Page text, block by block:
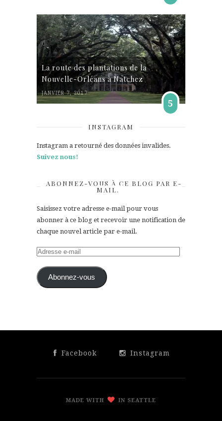
La route des plantations de la
Nouvelle-Orléans à Natchez
JANVIER 7, 2017
5
INSTAGRAM
Instagram a retourné des données invalides.
Suivez nous!
ABONNEZ-VOUS À CE BLOG PAR E-
MAIL.
Saisissez votre adresse e-mail pour vous
abonner à ce blog et recevoir une notification de
chaque nouvel article par e-mail.
Adresse
mail Abonnez-vous
Facebook Instagram
MADE WITH IN SEATTLE